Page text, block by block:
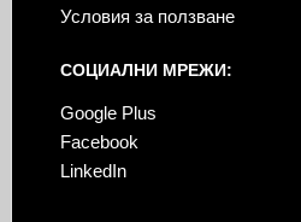
Условия за ползване
СОЦИАЛНИ МРЕЖИ:
Google Plus
Facebook
LinkedIn